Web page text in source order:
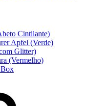
Cintilante)
Apfel (Verde)
Glitter)
(Vermelho)